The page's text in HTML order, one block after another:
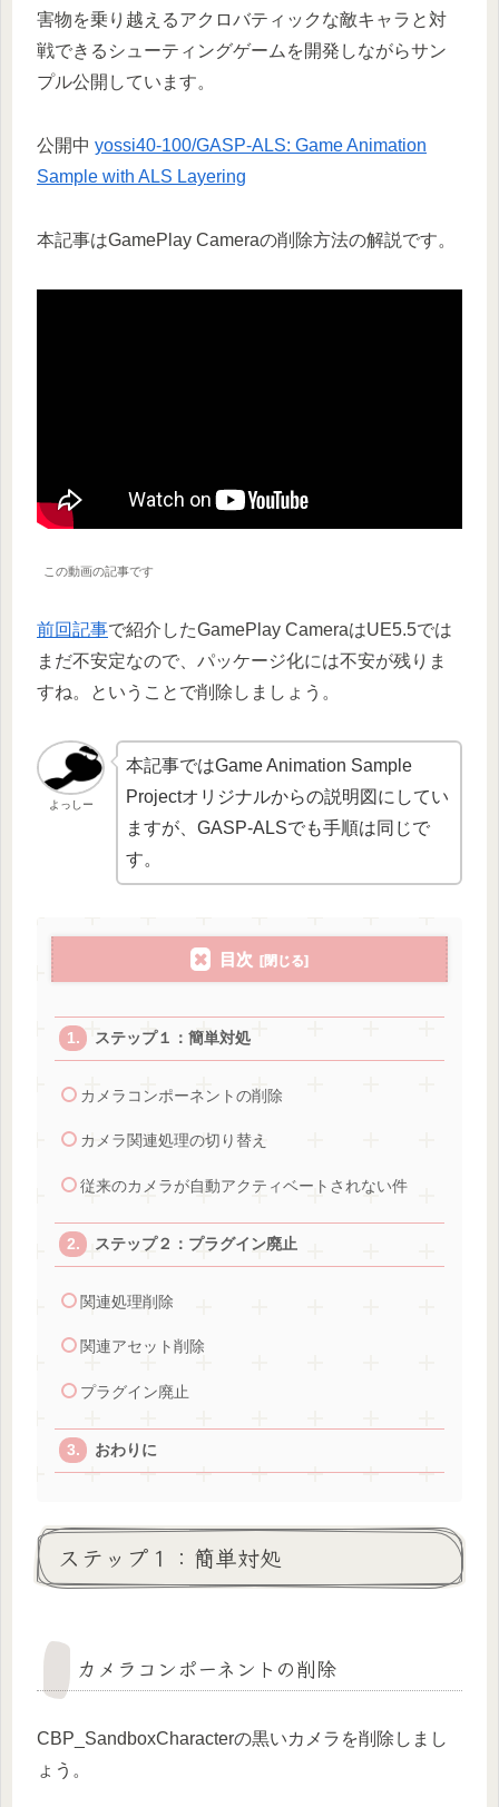
害物を乗り越えるアクロバティックな敵キャラと対
戦できるシューティングゲームを開発しながらサン
プル公開しています。
公開中 yossi40-100/GASP-ALS: Game Animation
Sample with ALS Layering
本記事はGamePlay Cameraの削除方法の解説です。
この動画の記事です
前回記事で紹介したGamePlay CameraはUE5.5では
まだ不安定なので、パッケージ化には不安が残りま
すね。ということで削除しましょう。
よっしー
本記事ではGame Animation Sample
Projectオリジナルからの説明図にしてい
ますが、GASP-ALSでも手順は同じで
す。
目次
ステップ１：簡単対処
カメラコンポーネントの削除
カメラ関連処理の切り替え
従来のカメラが自動アクティベートされない件
ステップ２：プラグイン廃止
関連処理削除
関連アセット削除
プラグイン廃止
おわりに
ステップ１：簡単対処
カメラコンポーネントの削除
CBP_SandboxCharacterの黒いカメラを削除しまし
ょう。